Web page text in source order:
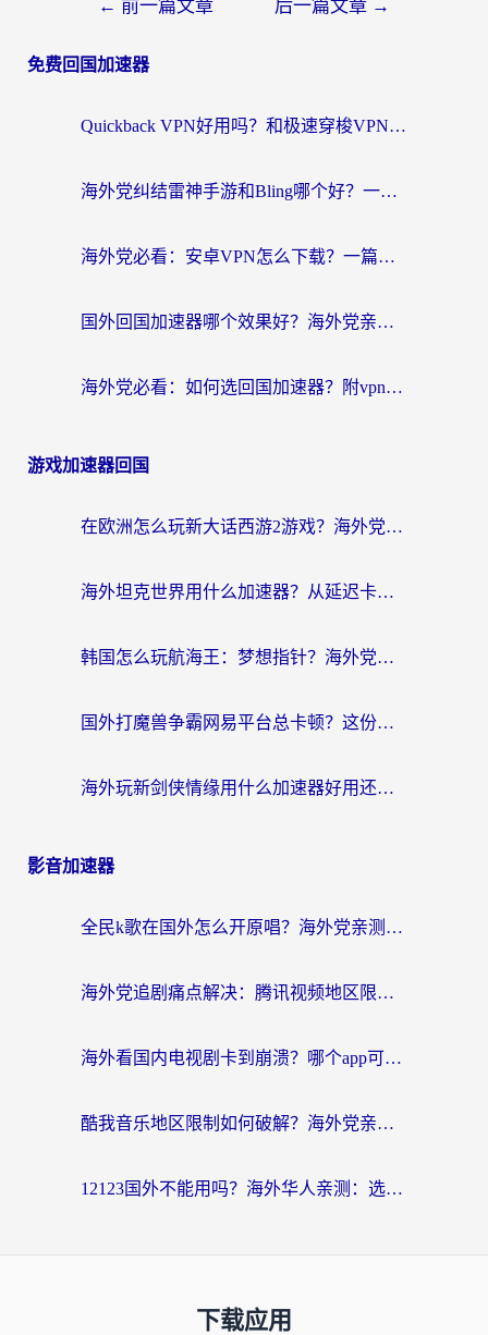
← 前一篇文章 后一篇文章 →
免费回国加速器
Quickback VPN好用吗？和极速穿梭VPN对比哪个回国效果更好？海外党选加速器必看的真实体验
海外党纠结雷神手游和Bling哪个好？一篇指南教你选对回国加速器
海外党必看：安卓VPN怎么下载？一篇搞定回国加速器选择与无缝访问国内资源
国外回国加速器哪个效果好？海外党亲测指南，告别地域限制的实用方案
海外党必看：如何选回国加速器？附vpn免费试用指南，解决追剧游戏办公难题
游戏加速器回国
在欧洲怎么玩新大话西游2游戏？海外党必看的国服游戏加速全攻略
海外坦克世界用什么加速器？从延迟卡顿到流畅体验的秘密，附植物大战僵尸欧服玩法+流星蝴蝶剑加速攻略
韩国怎么玩航海王：梦想指针？海外党亲测有效的国服游戏加速指南
国外打魔兽争霸网易平台总卡顿？这份海外玩家专属加速器指南帮你解决
海外玩新剑侠情缘用什么加速器好用还免费？这篇指南帮你避开90%的坑
影音加速器
全民k歌在国外怎么开原唱？海外党亲测有效的音乐自由指南
海外党追剧痛点解决：腾讯视频地区限制解决方法和注意事项，亲测有效加速器推荐
海外看国内电视剧卡到崩溃？哪个app可以在海外看国内电视剧？这篇给你答案
酷我音乐地区限制如何破解？海外党亲测有效的回国加速方案
12123国外不能用吗？海外华人亲测：选对回国加速器，无缝用国内APP
下载应用